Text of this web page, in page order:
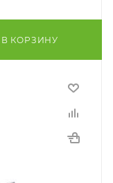
В КОРЗИНУ